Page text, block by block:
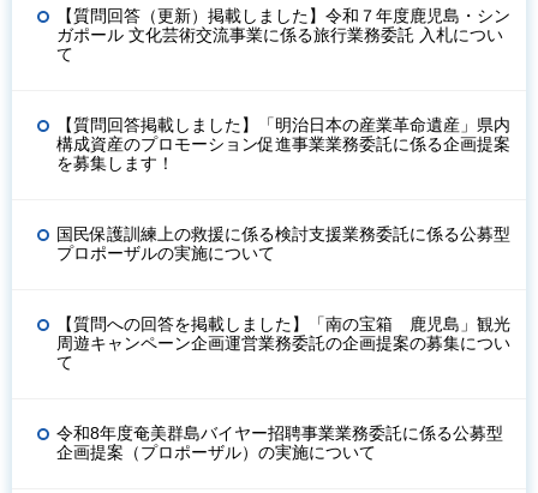
【質問回答（更新）掲載しました】令和７年度鹿児島・シン
ガポール 文化芸術交流事業に係る旅行業務委託 入札につい
て
【質問回答掲載しました】「明治日本の産業革命遺産」県内
構成資産のプロモーション促進事業業務委託に係る企画提案
を募集します！
国民保護訓練上の救援に係る検討支援業務委託に係る公募型
プロポーザルの実施について
【質問への回答を掲載しました】「南の宝箱 鹿児島」観光
周遊キャンペーン企画運営業務委託の企画提案の募集につい
て
令和8年度奄美群島バイヤー招聘事業業務委託に係る公募型
企画提案（プロポーザル）の実施について